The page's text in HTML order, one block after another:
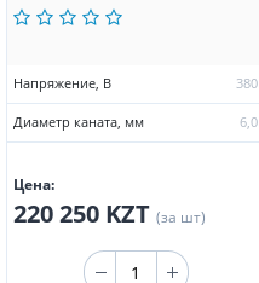
Напряжение, В 380
Диаметр каната, мм 6,0
Цена:
220 250 KZT (за шт)